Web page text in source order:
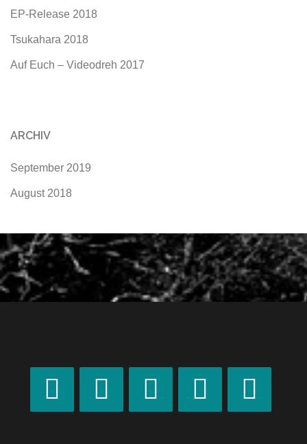
EP-Release 2018
Tsukahara 2018
Auf Euch – Videodreh 2017
ARCHIV
September 2019
August 2018